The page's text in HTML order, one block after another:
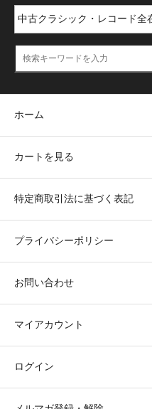
ホーム
カートを見る
特定商取引法に基づく表記
プライバシーポリシー
お問い合わせ
マイアカウント
ログイン